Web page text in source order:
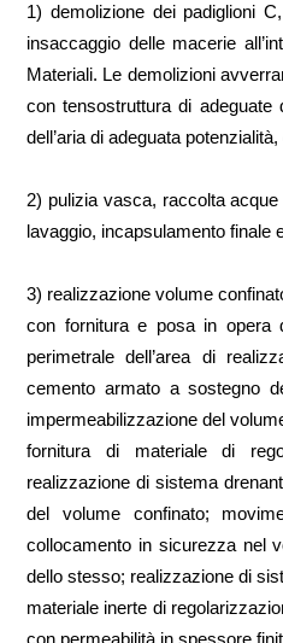
1) demolizione dei padiglioni
insaccaggio delle macerie
Materiali. Le demolizioni
con tensostruttura di adeguate
dell’aria di adeguata
2) pulizia vasca, raccolta
lavaggio, incapsulamento finale
3) realizzazione volume
con fornitura e posa in opera
perimetrale dell’area di
cemento armato a sostegno
impermeabilizzazione del
fornitura di materiale di
realizzazione di sistema
del volume confinato;
collocamento in sicurezza nel
dello stesso; realizzazione di
materiale inerte di
con permeabilità in spessore